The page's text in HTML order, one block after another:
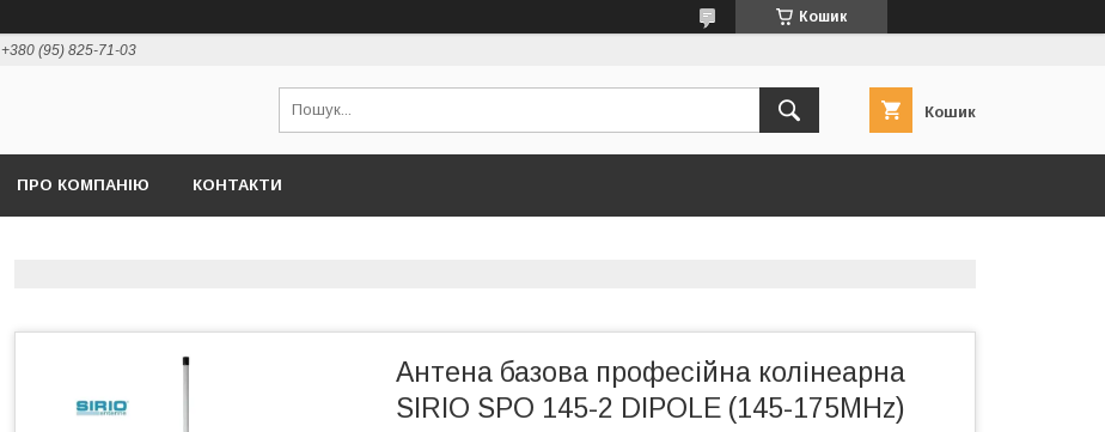
Кошик
+380 (95) 825-71-03
Кошик
ПРО КОМПАНІЮ КОНТАКТИ
Антена базова професійна колінеарна
SIRIO SPO 145-2 DIPOLE (145-175MHz)